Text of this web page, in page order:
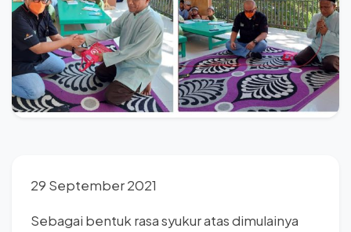
29 September 2021
Sebagai bentuk rasa syukur atas dimulainya